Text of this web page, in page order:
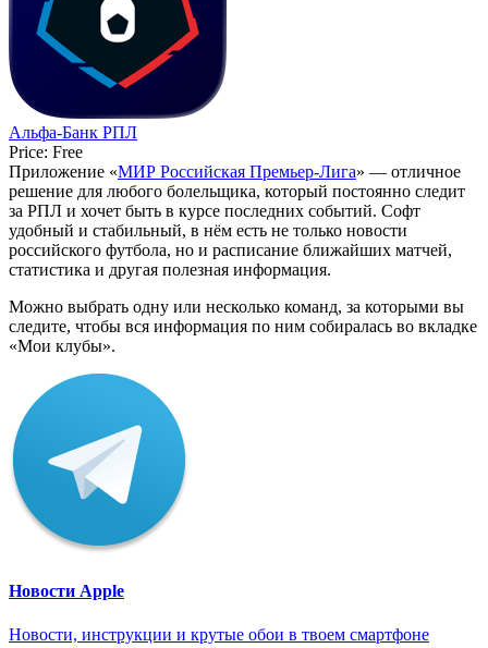
Альфа-Банк РПЛ
Price: Free
Приложение «МИР Российская Премьер-Лига» — отличное
решение для любого болельщика, который постоянно следит
за РПЛ и хочет быть в курсе последних событий. Софт
удобный и стабильный, в нём есть не только новости
российского футбола, но и расписание ближайших матчей,
статистика и другая полезная информация.
Можно выбрать одну или несколько команд, за которыми вы
следите, чтобы вся информация по ним собиралась во вкладке
«Мои клубы».
Новости Apple
Новости, инструкции и крутые обои в твоем смартфоне